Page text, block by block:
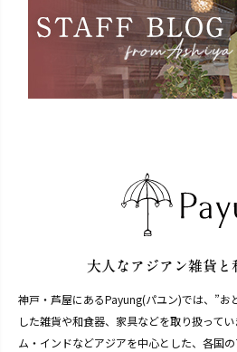
神戸・芦屋にあるPayung(パユン)では、”
した雑貨や和食器、家具などを取り扱って
ム・インドなどアジアを中心とした、各国